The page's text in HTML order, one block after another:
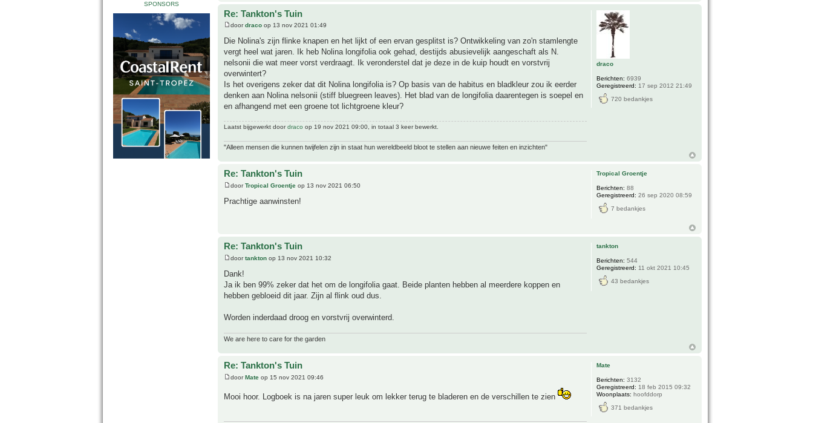
SPONSORS
Re: Tankton's Tuin
doordraco op 13 nov 2021 01:49
Die Nolina's zijn flinke knapen en het lijkt of een ervan gesplitst is? Ontwikkeling van zo'n stamlengte
vergt heel wat jaren. Ik heb Nolina longifolia ook gehad, destijds abusievelijk aangeschaft als N.
nelsonii die wat meer vorst verdraagt. Ik veronderstel dat je deze in de kuip houdt en vorstvrij
overwintert?
Is het overigens zeker dat dit Nolina longifolia is? Op basis van de habitus en bladkleur zou ik eerder
denken aan Nolina nelsonii (stiff bluegreen leaves). Het blad van de longifolia daarentegen is soepel en
en afhangend met een groene tot lichtgroene kleur?
Laatst bijgewerkt doordraco op 19 nov 2021 09:00, in totaal 3 keer bewerkt.
"Alleen mensen die kunnen twijfelen zijn in staat hun wereldbeeld bloot te stellen aan nieuwe feiten en inzichten"
draco
Berichten: 6939
Geregistreerd: 17 sep 2012 21:49
720 bedankjes
Re: Tankton's Tuin
doorTropical Groentje op 13 nov 2021 06:50
Prachtige aanwinsten!
Tropical Groentje
Berichten: 88
Geregistreerd: 26 sep 2020 08:59
7 bedankjes
Re: Tankton's Tuin
doortankton op 13 nov 2021 10:32
Dank!
Ja ik ben 99% zeker dat het om de longifolia gaat. Beide planten hebben al meerdere koppen en
hebben gebloeid dit jaar. Zijn al flink oud dus.
Worden inderdaad droog en vorstvrij overwinterd.
We are here to care for the garden
tankton
Berichten: 544
Geregistreerd: 11 okt 2021 10:45
43 bedankjes
Re: Tankton's Tuin
doorMate op 15 nov 2021 09:46
Mooi hoor. Logboek is na jaren super leuk om lekker terug te bladeren en de verschillen te zien
Mate
Berichten: 3132
Geregistreerd: 18 feb 2015 09:32
Woonplaats: hoofddorp
371 bedankjes